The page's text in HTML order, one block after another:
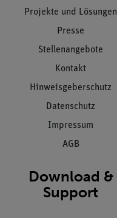
Projekte und Lösungen
Presse
Stellenangebote
Kontakt
Hinweisgeberschutz
Datenschutz
Impressum
AGB
Download &
Support